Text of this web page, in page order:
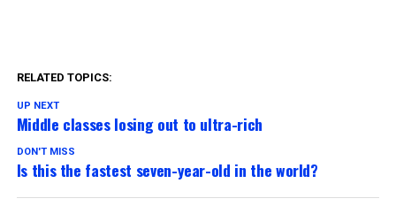
RELATED TOPICS:
UP NEXT
Middle classes losing out to ultra-rich
DON'T MISS
Is this the fastest seven-year-old in the world?